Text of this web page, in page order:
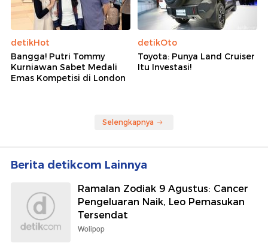
detikHot
Bangga! Putri Tommy
Kurniawan Sabet Medali
Emas Kompetisi di London
detikOto
Toyota: Punya Land Cruiser
Itu Investasi!
Selengkapnya
Berita detikcom Lainnya
Ramalan Zodiak 9 Agustus: Cancer
Pengeluaran Naik, Leo Pemasukan
Tersendat
Wolipop